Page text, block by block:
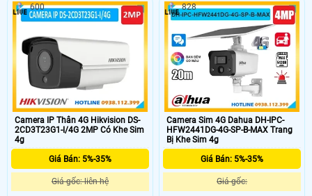
Camera IP Thân 4G Hikvision DS-
2CD3T23G1-I/4G 2MP Có Khe Sim
4g
Giá Bán: 5%-35%
Giá gốc: liên hệ
600
Camera Sim 4G Dahua DH-IPC-
HFW2441DG-4G-SP-B-MAX Trang
Bị Khe Sim 4g
Giá Bán: 5%-35%
Giá gốc:
828